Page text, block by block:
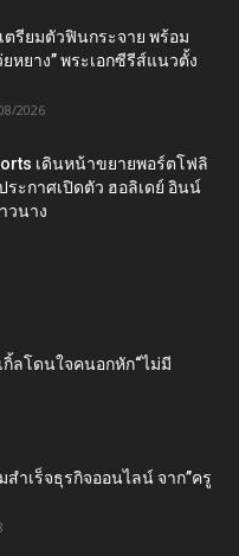
รียมตัวฟินกระจาย พร้อม
หยาง” พระเอกซีรีส์แนวตั้ง
2026
เดินหน้าขยายพอร์ตโฟลิ
ระกาศเปิดตัว ฮอลิเดย์ อินน์
วนาง
กิ้ลโดนใจคนอกหัก“ไม่มี
ำเร็จธุรกิจออนไลน์ จาก”ครู